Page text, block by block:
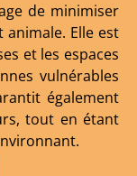
de minimiser
Elle est
et les espaces
vulnérables
également
tout en étant